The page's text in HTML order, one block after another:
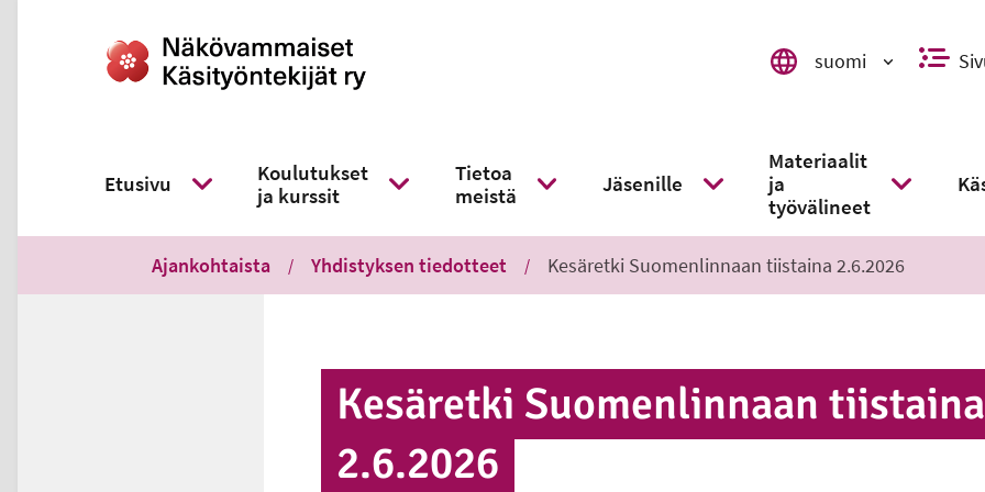
Valitse kieli, switch
suomi
Etusivu
Näytä alavalikko
Koulutukset
ja kurssit
Näytä alavalikko
Tietoa
meistä
Jäsenille
Näytä alavalikko
Materiaalit
ja
työvälineet
Ajankohtaista Yhdistyksen tiedotteet Kesäretki Suomenlinnaan tiistaina 2.6.2026
Kesäretki Suo­men­lin­naan tiistaina
2.6.2026